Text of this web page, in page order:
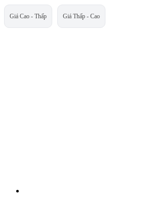
Giá Cao - Thấp Giá Thấp - Cao